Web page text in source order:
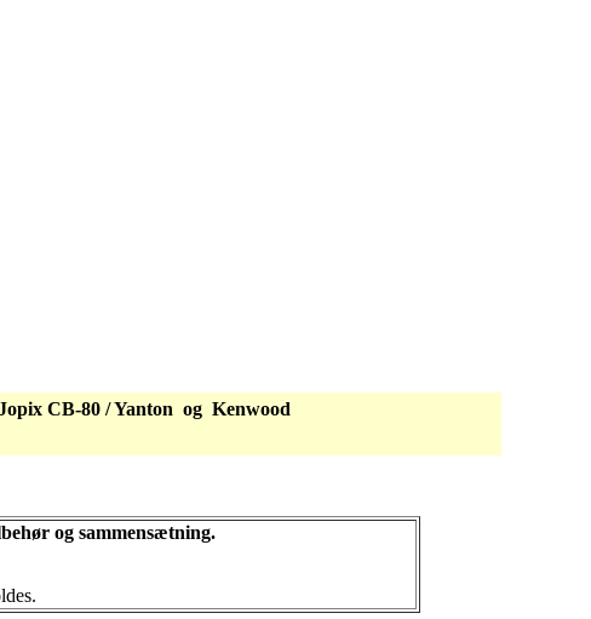
CB-80 / Yanton og Kenwood
og sammensætning.